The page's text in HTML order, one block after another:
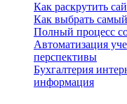
Как раскрутить
Как выбрать
Полный процесс
Автоматизация
перспективы
Бухгалтерия
информация